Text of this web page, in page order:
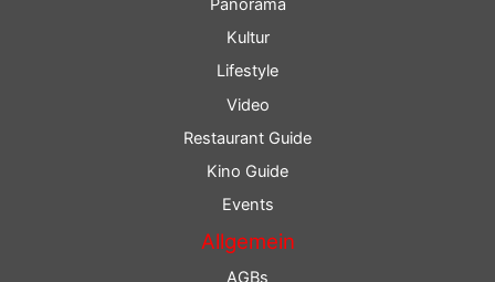
Panorama
Kultur
Lifestyle
Video
Restaurant Guide
Kino Guide
Events
Allgemein
AGBs